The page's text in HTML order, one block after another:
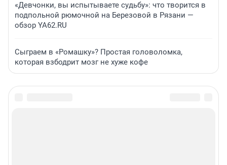
«Девчонки, вы испытываете судьбу»: что творится в
подпольной рюмочной на Березовой в Рязани —
обзор YA62.RU
Сыграем в «Ромашку»? Простая головоломка,
которая взбодрит мозг не хуже кофе